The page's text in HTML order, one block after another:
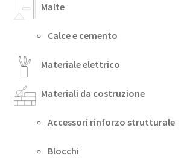
Malte
Calce e cemento
Materiale elettrico
Materiali da costruzione
Accessori rinforzo strutturale
Blocchi